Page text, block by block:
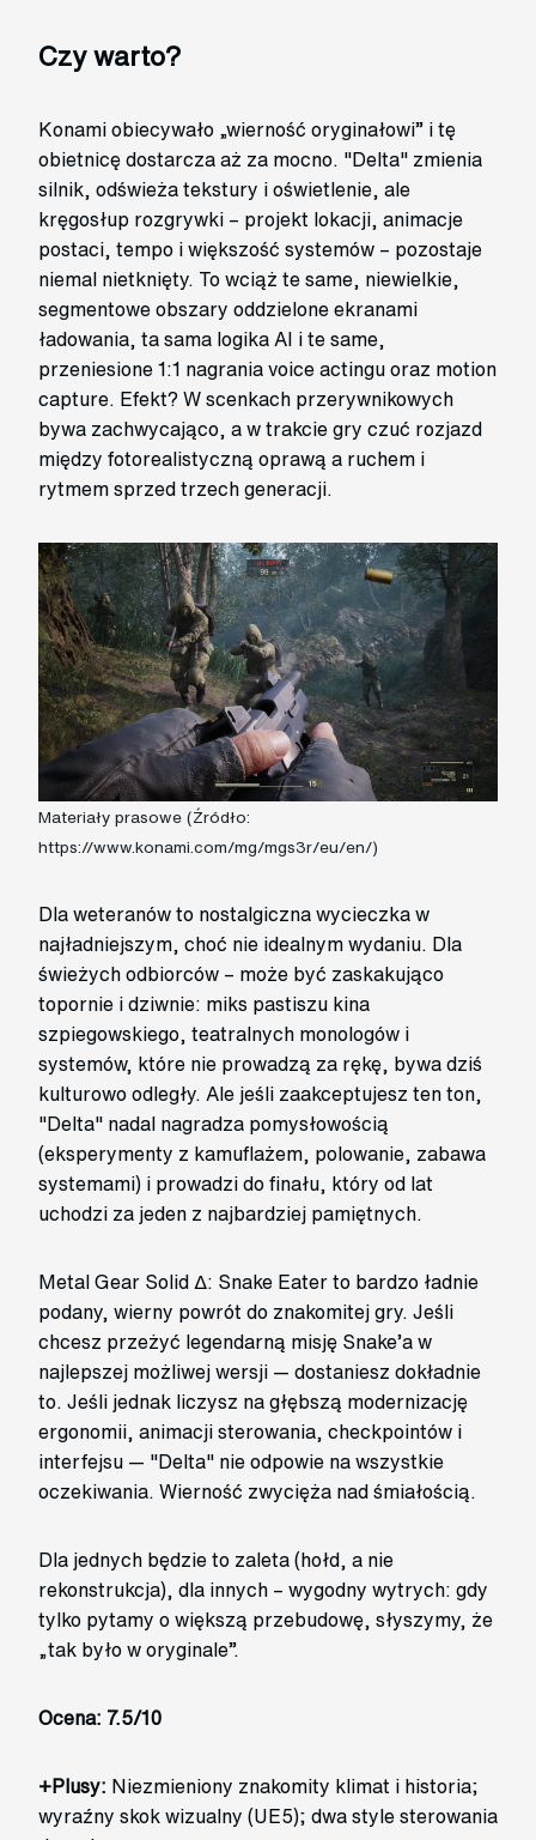
Czy warto?
Konami obiecywało „wierność oryginałowi” i tę
obietnicę dostarcza aż za mocno. "Delta" zmienia
silnik, odświeża tekstury i oświetlenie, ale
kręgosłup rozgrywki – projekt lokacji, animacje
postaci, tempo i większość systemów – pozostaje
niemal nietknięty. To wciąż te same, niewielkie,
segmentowe obszary oddzielone ekranami
ładowania, ta sama logika AI i te same,
przeniesione 1:1 nagrania voice actingu oraz motion
capture. Efekt? W scenkach przerywnikowych
bywa zachwycająco, a w trakcie gry czuć rozjazd
między fotorealistyczną oprawą a ruchem i
rytmem sprzed trzech generacji.
Materiały prasowe (Źródło:
https://www.konami.com/mg/mgs3r/eu/en/)
Dla weteranów to nostalgiczna wycieczka w
najładniejszym, choć nie idealnym wydaniu. Dla
świeżych odbiorców – może być zaskakująco
topornie i dziwnie: miks pastiszu kina
szpiegowskiego, teatralnych monologów i
systemów, które nie prowadzą za rękę, bywa dziś
kulturowo odległy. Ale jeśli zaakceptujesz ten ton,
"Delta" nadal nagradza pomysłowością
(eksperymenty z kamuflażem, polowanie, zabawa
systemami) i prowadzi do finału, który od lat
uchodzi za jeden z najbardziej pamiętnych.
Metal Gear Solid Δ: Snake Eater to bardzo ładnie
podany, wierny powrót do znakomitej gry. Jeśli
chcesz przeżyć legendarną misję Snake’a w
najlepszej możliwej wersji — dostaniesz dokładnie
to. Jeśli jednak liczysz na głębszą modernizację
ergonomii, animacji sterowania, checkpointów i
interfejsu — "Delta" nie odpowie na wszystkie
oczekiwania. Wierność zwycięża nad śmiałością.
Dla jednych będzie to zaleta (hołd, a nie
rekonstrukcja), dla innych – wygodny wytrych: gdy
tylko pytamy o większą przebudowę, słyszymy, że
„tak było w oryginale”.
Ocena: 7.5/10
+Plusy: Niezmieniony znakomity klimat i historia;
wyraźny skok wizualny (UE5); dwa style sterowania